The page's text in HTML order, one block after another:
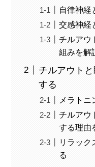
自律神経
交感神経
チルアウ
組みを解
チルアウト
する
メラトニ
チルアウ
する理由
リラック
る